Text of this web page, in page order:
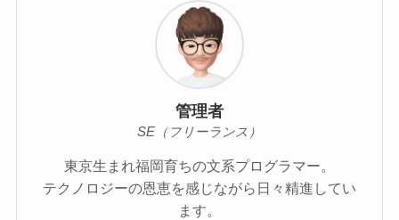
管理者
SE（フリーランス）
東京生まれ福岡育ちの文系プログラマー。
テクノロジーの恩恵を感じながら日々精進してい
ます。